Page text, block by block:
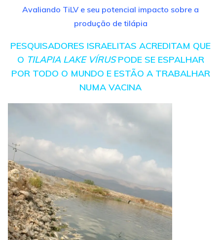
Avaliando TiLV e seu potencial impacto sobre a
produção de tilápia
PESQUISADORES ISRAELITAS ACREDITAM QUE
O TILAPIA LAKE VÍRUSPODE SE ESPALHAR
POR TODO O MUNDO E ESTÃO A TRABALHAR
NUMA VACINA